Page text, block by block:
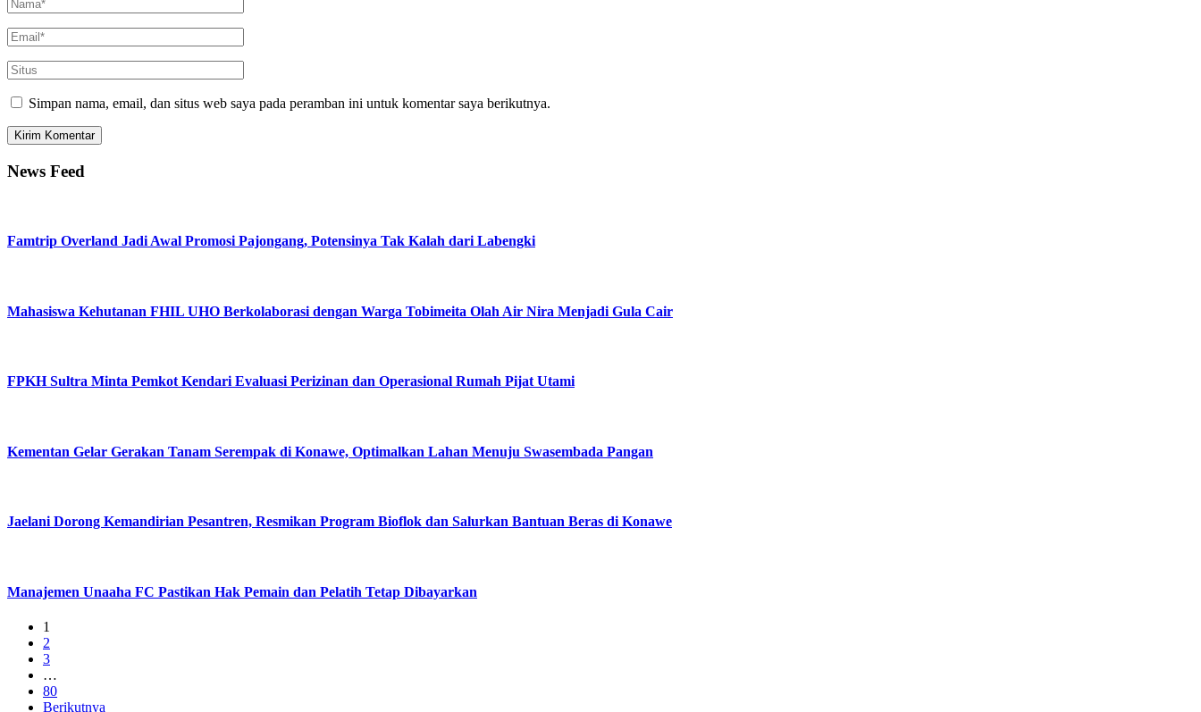
Simpan nama, email, dan situs web saya pada peramban ini untuk komentar saya berikutnya.
News Feed
Famtrip Overland Jadi Awal Promosi Pajongang, Potensinya Tak Kalah dari Labengki
Mahasiswa Kehutanan FHIL UHO Berkolaborasi dengan Warga Tobimeita Olah Air Nira Menjadi Gula Cair
FPKH Sultra Minta Pemkot Kendari Evaluasi Perizinan dan Operasional Rumah Pijat Utami
Kementan Gelar Gerakan Tanam Serempak di Konawe, Optimalkan Lahan Menuju Swasembada Pangan
Jaelani Dorong Kemandirian Pesantren, Resmikan Program Bioflok dan Salurkan Bantuan Beras di Konawe
Manajemen Unaaha FC Pastikan Hak Pemain dan Pelatih Tetap Dibayarkan
1
2
3
…
80
Berikutnya